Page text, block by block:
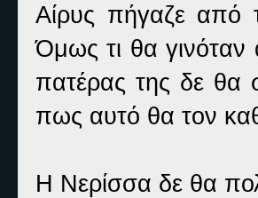
Αίρυς πήγαζε από
Όμως τι θα
πατέρας της δε θα
πως αυτό θα τον
Η Νερίσσα δε θα